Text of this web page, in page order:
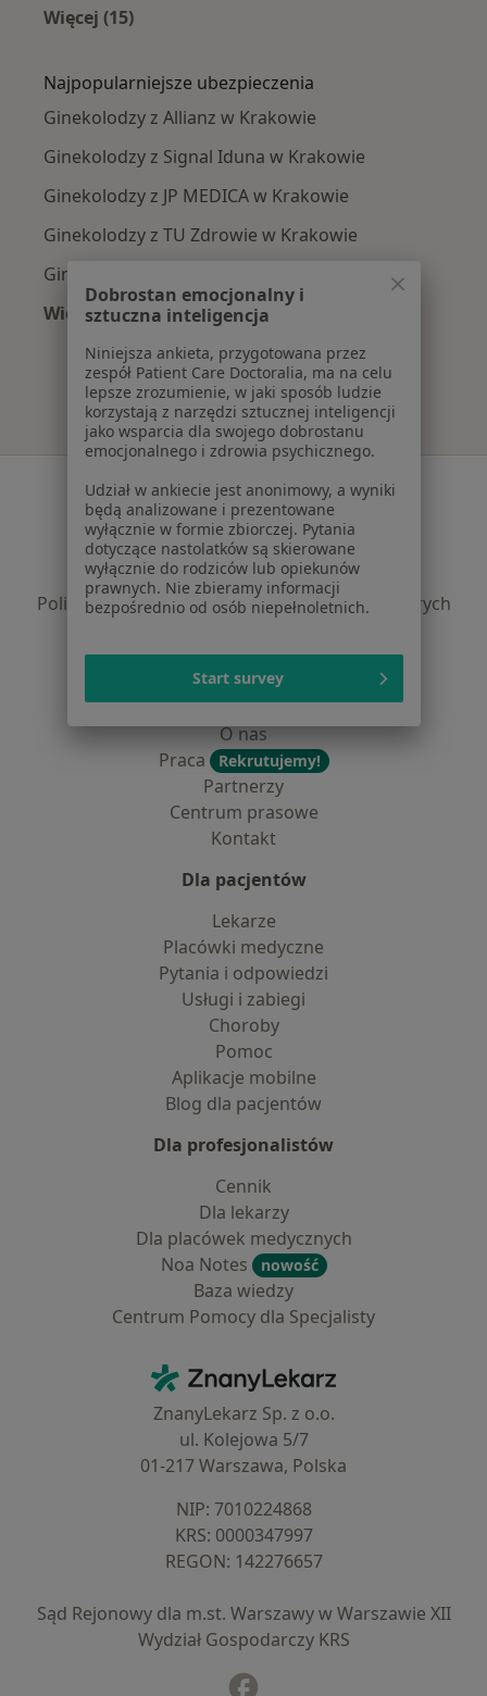
Więcej (15)
Najpopularniejsze ubezpieczenia
Ginekolodzy z Allianz w Krakowie
Ginekolodzy z Signal Iduna w Krakowie
Ginekolodzy z JP MEDICA w Krakowie
Ginekolodzy z TU Zdrowie w Krakowie
Ginekolodzy z Świat Zdrowia w Krakowie
Więcej (12)
Serwis
Regulamin
Polityka prywatności pacjentów
Polityka prywatności profesjonalistów
Polityka prywatności dla profesjonalistów, których
Polityka cookies
Jak działają wyniki wyszukiwania
Dostępność
O nas
Praca
Rekrutujemy!
Partnerzy
Centrum prasowe
Kontakt
Dla pacjentów
Lekarze
Placówki medyczne
Pytania i odpowiedzi
Usługi i zabiegi
Choroby
Pomoc
Aplikacje mobilne
Blog dla pacjentów
Dla profesjonalistów
Cennik
Dla lekarzy
Dla placówek medycznych
Noa Notes
nowość
Baza wiedzy
Centrum Pomocy dla Specjalisty
ZnanyLekarz - Strona główna
ZnanyLekarz Sp. z o.o.
ul. Kolejowa 5/7
01-217 Warszawa, Polska
NIP: ⁠7010224868
KRS: ⁠0000347997
REGON: ⁠142276657
Sąd Rejonowy dla m.st. Warszawy w Warszawie XII
Wydział Gospodarczy KRS
Dobrostan emocjonalny i
sztuczna inteligencja
Niniejsza ankieta, przygotowana przez
zespół Patient Care Doctoralia, ma na celu
lepsze zrozumienie, w jaki sposób ludzie
korzystają z narzędzi sztucznej inteligencji
jako wsparcia dla swojego dobrostanu
emocjonalnego i zdrowia psychicznego.
Udział w ankiecie jest anonimowy, a wyniki
będą analizowane i prezentowane
wyłącznie w formie zbiorczej. Pytania
dotyczące nastolatków są skierowane
wyłącznie do rodziców lub opiekunów
prawnych. Nie zbieramy informacji
bezpośrednio od osób niepełnoletnich.
Start survey